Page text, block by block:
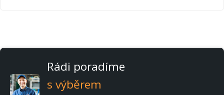
Rádi poradíme
s výběrem